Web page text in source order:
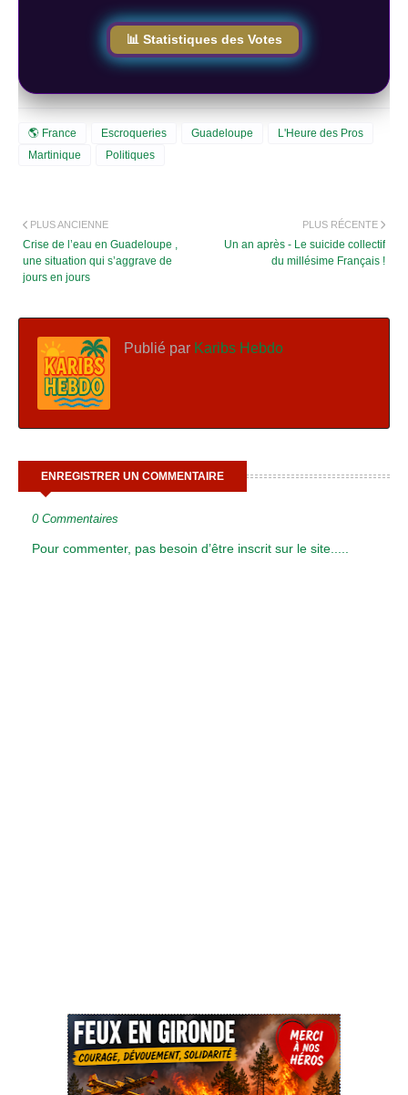
📊 Statistiques des Votes
🌎 France Escroqueries Guadeloupe
L'Heure des Pros
Martinique
Politiques
PLUS RÉCENTE
Un an après - Le suicide collectif
du millésime Français !
PLUS ANCIENNE
Crise de l’eau en Guadeloupe ,
une situation qui s’aggrave de
jours en jours
Publié par Karibs Hebdo
ENREGISTRER UN COMMENTAIRE
0 Commentaires
Pour commenter, pas besoin d’être inscrit sur le site.....